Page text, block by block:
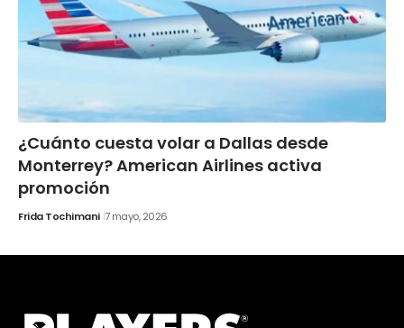
¿Cuánto cuesta volar a Dallas desde
Monterrey? American Airlines activa
promoción
Frida Tochimani 7 mayo, 2026